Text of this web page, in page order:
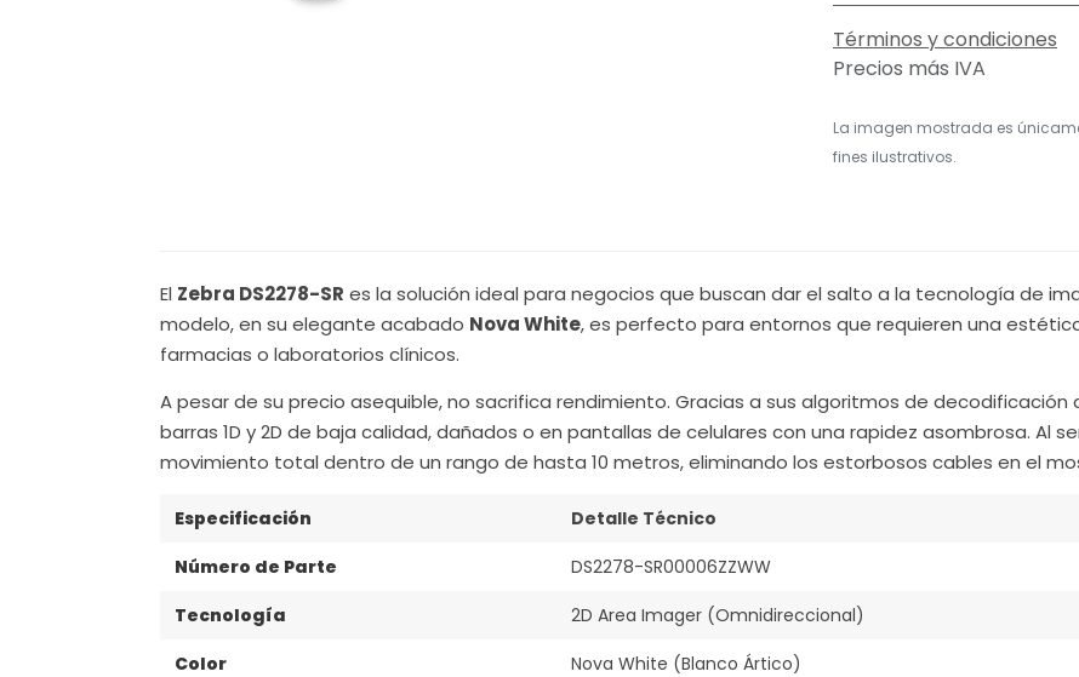
Términos y condiciones
Precios más IVA
La imagen mostrada es
fines ilustrativos.
El Zebra DS2278-SR es la solución ideal para negocios que buscan dar el salto a la tecnología de
modelo, en su elegante acabado Nova White, es perfecto para entornos que requieren una
farmacias o laboratorios clínicos.
A pesar de su precio asequible, no sacrifica rendimiento. Gracias a sus algoritmos de
barras 1D y 2D de baja calidad, dañados o en pantallas de celulares con una rapidez asombrosa. Al
movimiento total dentro de un rango de hasta 10 metros, eliminando los estorbosos cables en el
Especificación
Detalle Técnico
Número de Parte
DS2278-SR00006ZZWW
Tecnología
2D Area Imager (Omnidireccional)
Color
Nova White (Blanco Ártico)